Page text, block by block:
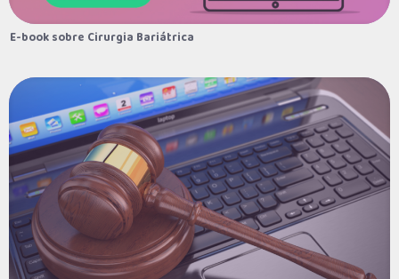
E-book sobre Cirurgia Bariátrica
E-book sobre Cirurgia Bariátrica